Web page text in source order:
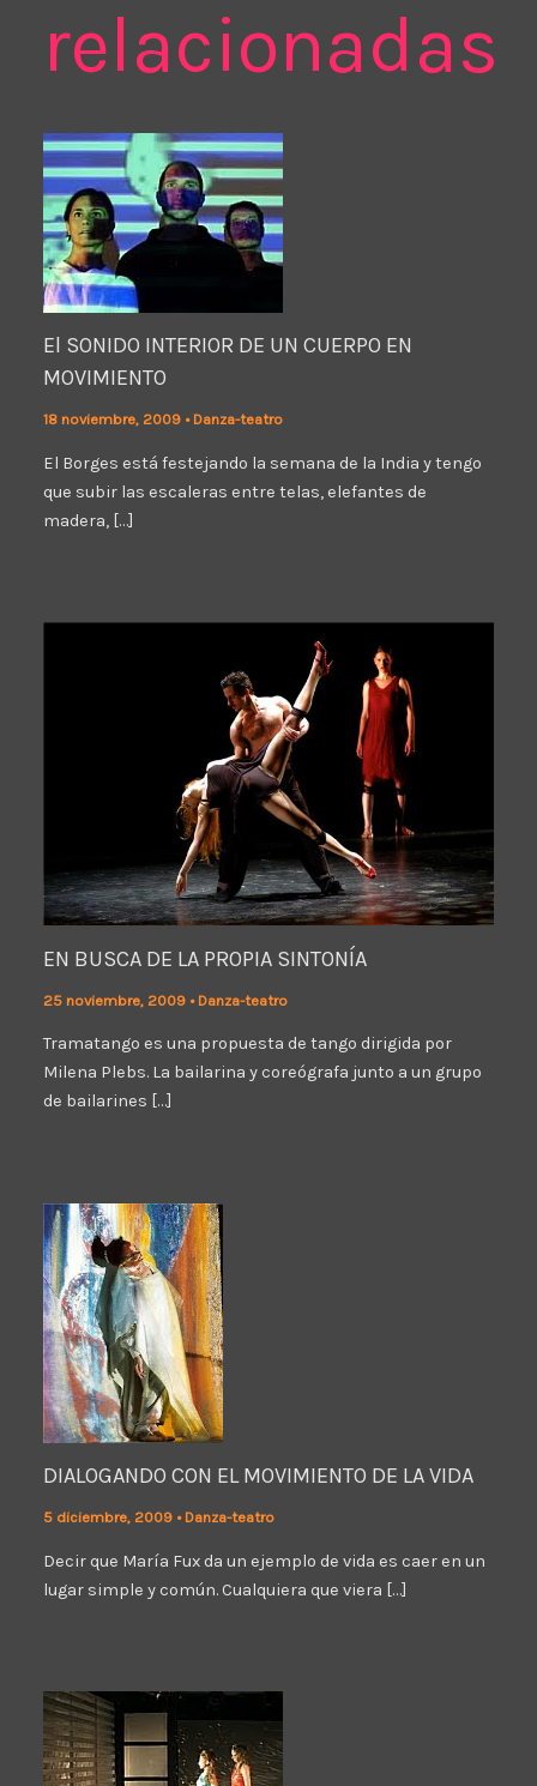
relacionadas
El SONIDO INTERIOR DE UN CUERPO EN
MOVIMIENTO
18 noviembre, 2009 • Danza-teatro
El Borges está festejando la semana de la India y tengo
que subir las escaleras entre telas, elefantes de
madera, […]
EN BUSCA DE LA PROPIA SINTONÍA
25 noviembre, 2009 • Danza-teatro
Tramatango es una propuesta de tango dirigida por
Milena Plebs. La bailarina y coreógrafa junto a un grupo
de bailarines […]
DIALOGANDO CON EL MOVIMIENTO DE LA VIDA
5 diciembre, 2009 • Danza-teatro
Decir que María Fux da un ejemplo de vida es caer en un
lugar simple y común. Cualquiera que viera […]